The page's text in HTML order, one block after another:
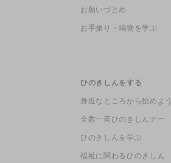
お願いづとめ
お手振り・鳴物を学ぶ
ひのきしんをする
身近なところから始めよう
全教一斉ひのきしんデー
ひのきしんを学ぶ
福祉に関わるひのきしん